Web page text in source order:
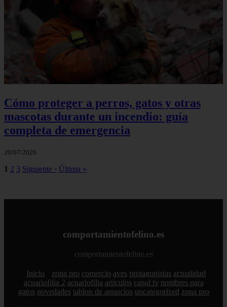
Cómo proteger a perros, gatos y otras
mascotas durante un incendio: guía
completa de emergencia
20/07/2026
1 2 3 Siguiente › Última »
comportamientofelino.es
comportamientofelino.es
Inicio zona pro comercio aves protagonistas actualidad
acuariofilia 2 acuariofilia articulos canal tv nombres para
gatos novedades tablon de anuncios uncategorized zona pro